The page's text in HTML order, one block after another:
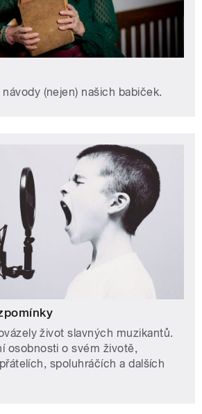
(nejen) našich babiček.
život slavných muzikantů.
osobnosti o svém životě,
spoluhráčích a dalších